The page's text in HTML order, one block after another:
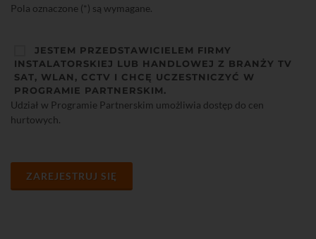
Pola oznaczone (*) są wymagane.
JESTEM PRZEDSTAWICIELEM FIRMY
INSTALATORSKIEJ LUB HANDLOWEJ Z BRANŻY TV
SAT, WLAN, CCTV I CHCĘ UCZESTNICZYĆ W
PROGRAMIE PARTNERSKIM.
Udział w Programie Partnerskim umożliwia dostęp do cen
hurtowych.
ZAREJESTRUJ SIĘ